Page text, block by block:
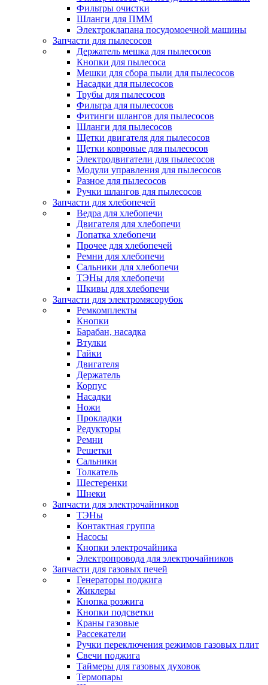
Фильтры очистки
Шланги для ПММ
Электроклапана посудомоечной машины
Запчасти для пылесосов
Держатель мешка для пылесосов
Кнопки для пылесоса
Мешки для сбора пыли для пылесосов
Насадки для пылесосов
Трубы для пылесосов
Фильтра для пылесосов
Фитинги шлангов для пылесосов
Шланги для пылесосов
Щетки двигателя для пылесосов
Щетки ковровые для пылесосов
Электродвигатели для пылесосов
Модули управления для пылесосов
Разное для пылесосов
Ручки шлангов для пылесосов
Запчасти для хлебопечей
Ведра для хлебопечи
Двигателя для хлебопечи
Лопатка хлебопечи
Прочее для хлебопечей
Ремни для хлебопечи
Сальники для хлебопечи
ТЭНы для хлебопечи
Шкивы для хлебопечи
Запчасти для электромясорубок
Ремкомплекты
Кнопки
Барабан, насадка
Втулки
Гайки
Двигателя
Держатель
Корпус
Насадки
Ножи
Прокладки
Редукторы
Ремни
Решетки
Сальники
Толкатель
Шестеренки
Шнеки
Запчасти для электрочайников
ТЭНы
Контактная группа
Насосы
Кнопки электрочайника
Электропровода для электрочайников
Запчасти для газовых печей
Генераторы поджига
Жиклеры
Кнопка розжига
Кнопки подсветки
Краны газовые
Рассекатели
Ручки переключения режимов газовых плит
Свечи поджига
Таймеры для газовых духовок
Термопары